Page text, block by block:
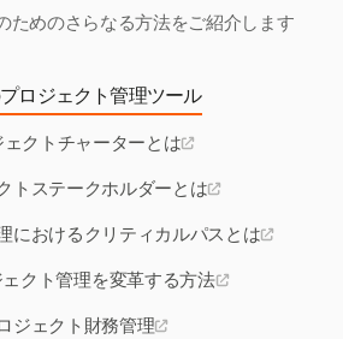
ためのさらなる方法をご紹介します
ロジェクト管理ツール
ェクトチャーターとは
トステークホルダーとは
におけるクリティカルパスとは
クト管理を変革する方法
ジェクト財務管理